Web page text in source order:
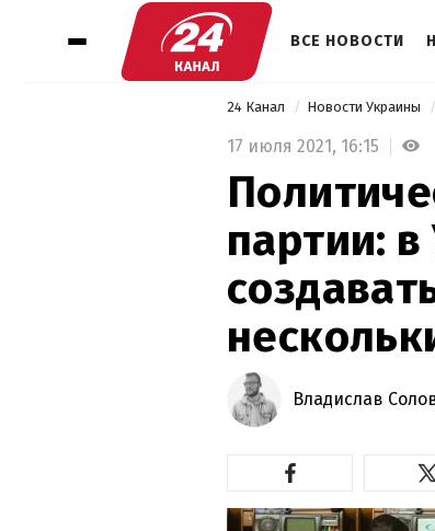
ВСЕ НОВОСТИ
24 Канал Новости Украины
17 июля 2021, 16:15
партии:
Владислав